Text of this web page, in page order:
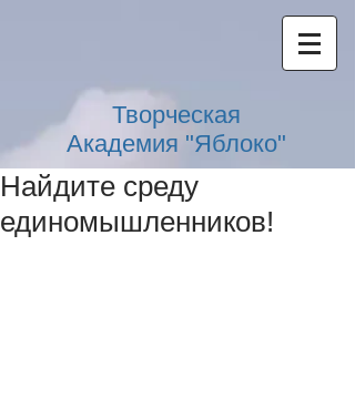
Творческая
Академия "Яблоко"
Найдите среду
единомышленников!